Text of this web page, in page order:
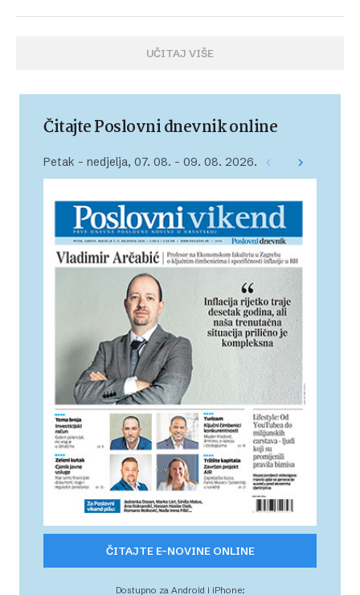
UČITAJ VIŠE
Čitajte Poslovni dnevnik online
Petak – nedjelja, 07. 08. – 09. 08. 2026.
ČITAJTE E-NOVINE ONLINE
Dostupno za Android i iPhone: